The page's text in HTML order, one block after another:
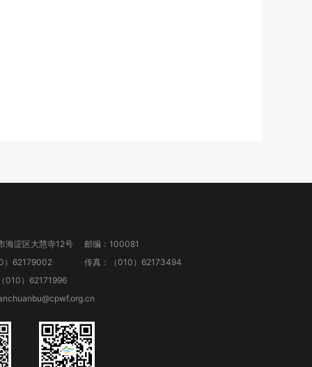
海淀区大慧寺12号
邮编：100081
）62179002
传真：（010）62173494
010）62171996